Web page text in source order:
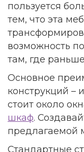
пользуется
тем, что эта
возможность
там, где
Основное
конструкций –
стоит около
шкаф.
предлагаемой
Стандартные